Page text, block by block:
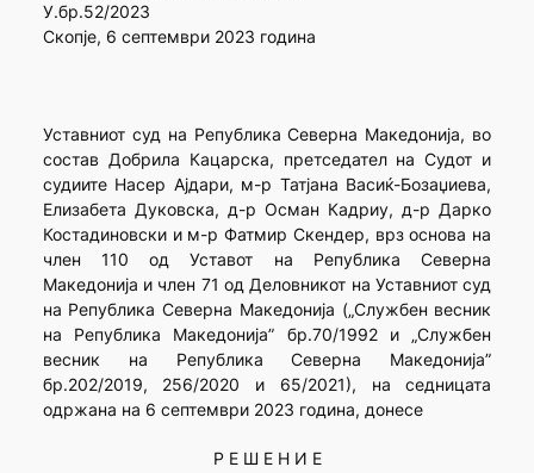
У.бр.52/2023
Скопје, 6 септември 2023 година
Уставниот суд на Република Северна Македонија, во
состав Добрила Кацарска, претседател на Судот и
судиите Насер Ајдари, м-р Татјана Васиќ-Бозаџиева,
Елизабета Дуковска, д-р Осман Кадриу, д-р Дарко
Костадиновски и м-р Фатмир Скендер, врз основа на
член 110 од Уставот на Република Северна
Македонија и член 71 од Деловникот на Уставниот суд
на Република Северна Македонија („Службен весник
на Република Македонија” бр.70/1992 и „Службен
весник на Република Северна Македонија”
бр.202/2019, 256/2020 и 65/2021), на седницата
одржана на 6 септември 2023 година, донесе
Р Е Ш Е Н И Е